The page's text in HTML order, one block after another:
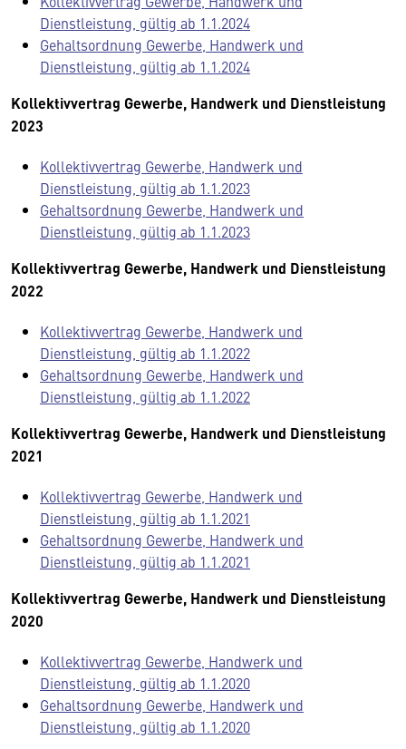
Dienstleistung, gültig ab 1.1.2024
Gehaltsordnung Gewerbe, Handwerk und
Dienstleistung, gültig ab 1.1.2024
Kollektivvertrag Gewerbe, Handwerk und Dienstleistung
2023
Kollektivvertrag Gewerbe, Handwerk und
Dienstleistung, gültig ab 1.1.2023
Gehaltsordnung Gewerbe, Handwerk und
Dienstleistung, gültig ab 1.1.2023
Kollektivvertrag Gewerbe, Handwerk und Dienstleistung
2022
Kollektivvertrag Gewerbe, Handwerk und
Dienstleistung, gültig ab 1.1.2022
Gehaltsordnung Gewerbe, Handwerk und
Dienstleistung, gültig ab 1.1.2022
Kollektivvertrag Gewerbe, Handwerk und Dienstleistung
2021
Kollektivvertrag Gewerbe, Handwerk und
Dienstleistung, gültig ab 1.1.2021
Gehaltsordnung Gewerbe, Handwerk und
Dienstleistung, gültig ab 1.1.2021
Kollektivvertrag Gewerbe, Handwerk und Dienstleistung
2020
Kollektivvertrag Gewerbe, Handwerk und
Dienstleistung, gültig ab 1.1.2020
Gehaltsordnung Gewerbe, Handwerk und
Dienstleistung, gültig ab 1.1.2020